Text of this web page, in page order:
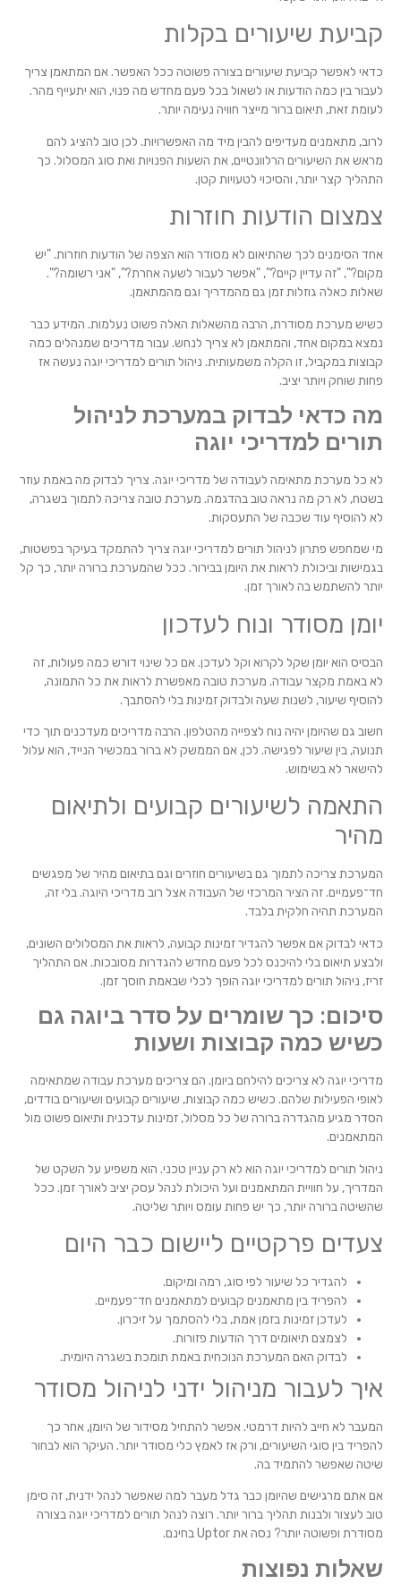
קביעת שיעורים בקלות
כדאי לאפשר קביעת שיעורים בצורה פשוטה ככל האפשר. אם המתאמן צריך
לעבור בין כמה הודעות או לשאול בכל פעם מחדש מה פנוי, הוא יתעייף מהר.
לעומת זאת, תיאום ברור מייצר חוויה נעימה יותר.
לרוב, מתאמנים מעדיפים להבין מיד מה האפשרויות. לכן טוב להציג להם
מראש את השיעורים הרלוונטיים, את השעות הפנויות ואת סוג המסלול. כך
התהליך קצר יותר, והסיכוי לטעויות קטן.
צמצום הודעות חוזרות
אחד הסימנים לכך שהתיאום לא מסודר הוא הצפה של הודעות חוזרות. "יש
מקום?", "זה עדיין קיים?", "אפשר לעבור לשעה אחרת?", "אני רשומה?".
שאלות כאלה גוזלות זמן גם מהמדריך וגם מהמתאמן.
כשיש מערכת מסודרת, הרבה מהשאלות האלה פשוט נעלמות. המידע כבר
נמצא במקום אחד, והמתאמן לא צריך לנחש. עבור מדריכים שמנהלים כמה
קבוצות במקביל, זו הקלה משמעותית. ניהול תורים למדריכי יוגה נעשה אז
פחות שוחק ויותר יציב.
מה כדאי לבדוק במערכת לניהול
תורים למדריכי יוגה
לא כל מערכת מתאימה לעבודה של מדריכי יוגה. צריך לבדוק מה באמת עוזר
בשטח, לא רק מה נראה טוב בהדגמה. מערכת טובה צריכה לתמוך בשגרה,
לא להוסיף עוד שכבה של התעסקות.
מי שמחפש פתרון לניהול תורים למדריכי יוגה צריך להתמקד בעיקר בפשטות,
בגמישות וביכולת לראות את היומן בבירור. ככל שהמערכת ברורה יותר, כך קל
יותר להשתמש בה לאורך זמן.
יומן מסודר ונוח לעדכון
הבסיס הוא יומן שקל לקרוא וקל לעדכן. אם כל שינוי דורש כמה פעולות, זה
לא באמת מקצר עבודה. מערכת טובה מאפשרת לראות את כל התמונה,
להוסיף שיעור, לשנות שעה ולבדוק זמינות בלי להסתבך.
חשוב גם שהיומן יהיה נוח לצפייה מהטלפון. הרבה מדריכים מעדכנים תוך כדי
תנועה, בין שיעור לפגישה. לכן, אם הממשק לא ברור במכשיר הנייד, הוא עלול
להישאר לא בשימוש.
התאמה לשיעורים קבועים ולתיאום
מהיר
המערכת צריכה לתמוך גם בשיעורים חוזרים וגם בתיאום מהיר של מפגשים
חד־פעמיים. זה הציר המרכזי של העבודה אצל רוב מדריכי היוגה. בלי זה,
המערכת תהיה חלקית בלבד.
כדאי לבדוק אם אפשר להגדיר זמינות קבועה, לראות את המסלולים השונים,
ולבצע תיאום בלי להיכנס לכל פעם מחדש להגדרות מסובכות. אם התהליך
זריז, ניהול תורים למדריכי יוגה הופך לכלי שבאמת חוסך זמן.
סיכום: כך שומרים על סדר ביוגה גם
כשיש כמה קבוצות ושעות
מדריכי יוגה לא צריכים להילחם ביומן. הם צריכים מערכת עבודה שמתאימה
לאופי הפעילות שלהם. כשיש כמה קבוצות, שיעורים קבועים ושיעורים בודדים,
הסדר מגיע מהגדרה ברורה של כל מסלול, זמינות עדכנית ותיאום פשוט מול
המתאמנים.
ניהול תורים למדריכי יוגה הוא לא רק עניין טכני. הוא משפיע על השקט של
המדריך, על חוויית המתאמנים ועל היכולת לנהל עסק יציב לאורך זמן. ככל
שהשיטה ברורה יותר, כך יש פחות עומס ויותר שליטה.
צעדים פרקטיים ליישום כבר היום
להגדיר כל שיעור לפי סוג, רמה ומיקום.
להפריד בין מתאמנים קבועים למתאמנים חד־פעמיים.
לעדכן זמינות בזמן אמת, בלי להסתמך על זיכרון.
לצמצם תיאומים דרך הודעות פזורות.
לבדוק האם המערכת הנוכחית באמת תומכת בשגרה היומית.
איך לעבור מניהול ידני לניהול מסודר
המעבר לא חייב להיות דרמטי. אפשר להתחיל מסידור של היומן, אחר כך
להפריד בין סוגי השיעורים, ורק אז לאמץ כלי מסודר יותר. העיקר הוא לבחור
שיטה שאפשר להתמיד בה.
אם אתם מרגישים שהיומן כבר גדל מעבר למה שאפשר לנהל ידנית, זה סימן
טוב לעצור ולבנות תהליך ברור יותר. רוצה לנהל תורים למדריכי יוגה בצורה
מסודרת ופשוטה יותר? נסה את Uptor בחינם.
שאלות נפוצות